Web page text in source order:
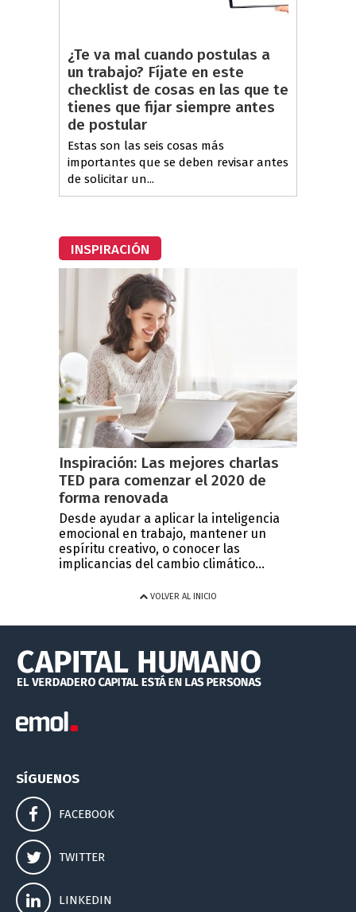
¿Te va mal cuando postulas a
un trabajo? Fíjate en este
checklist de cosas en las que te
tienes que fijar siempre antes
de postular
Estas son las seis cosas más
importantes que se deben revisar antes
de solicitar un...
INSPIRACIÓN
Inspiración: Las mejores charlas
TED para comenzar el 2020 de
forma renovada
Desde ayudar a aplicar la inteligencia
emocional en trabajo, mantener un
espíritu creativo, o conocer las
implicancias del cambio climático...
VOLVER AL INICIO
SÍGUENOS
FACEBOOK
TWITTER
LINKEDIN